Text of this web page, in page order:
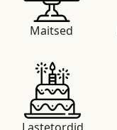
Maitsed